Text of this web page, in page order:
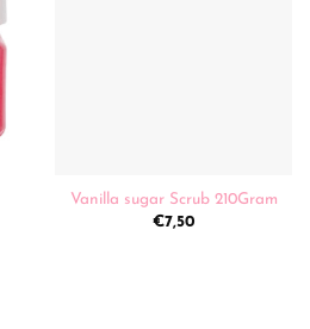
Vanilla sugar Scrub 210Gram
€7,50